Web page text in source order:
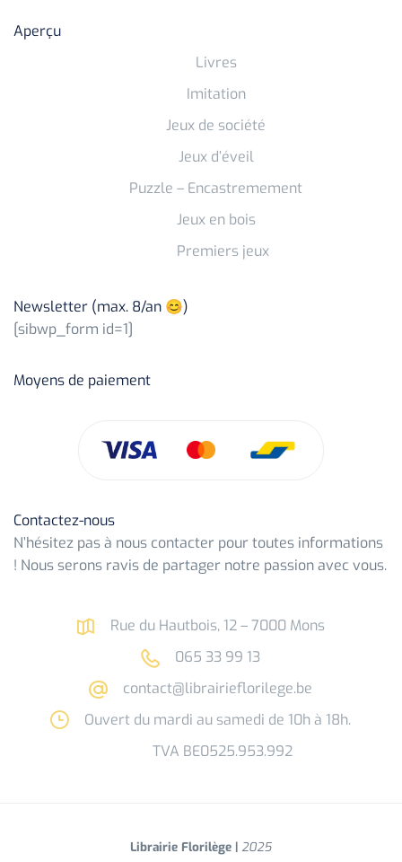
Aperçu
Livres
Imitation
Jeux de société
Jeux d’éveil
Puzzle – Encastremement
Jeux en bois
Premiers jeux
Newsletter (max. 8/an 😊)
[sibwp_form id=1]
Moyens de paiement
Contactez-nous
N’hésitez pas à nous contacter pour toutes informations
! Nous serons ravis de partager notre passion avec vous.
Rue du Hautbois, 12 – 7000 Mons
065 33 99 13
contact@librairieflorilege.be
Ouvert du mardi au samedi de 10h à 18h.
TVA BE0525.953.992
Librairie Florilège | 2025